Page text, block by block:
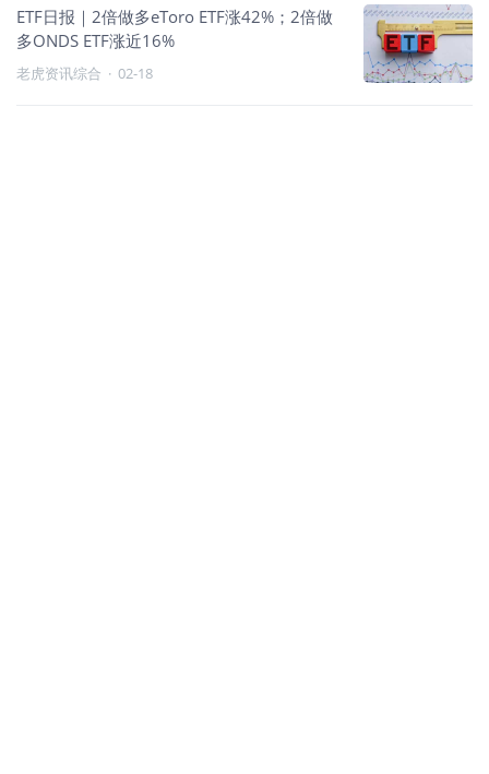
ETF日报｜2倍做多eToro ETF涨42%；2倍做
多ONDS ETF涨近16%
老虎资讯综合 · 02-18